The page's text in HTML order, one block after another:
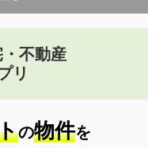
不動産
リ
の物件を